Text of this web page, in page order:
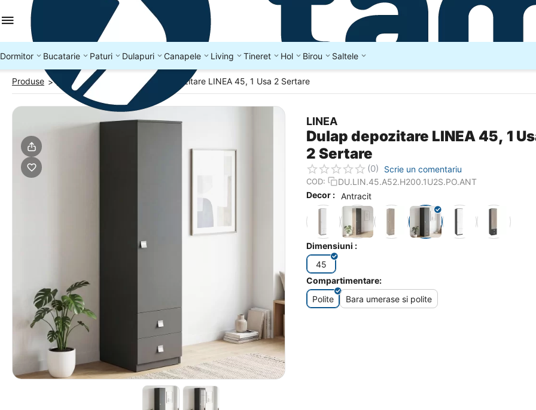
Dormitor Bucatarie Paturi Dulapuri Canapele Living Tineret Hol Birou Saltele
Produse > Dulapuri dormitor Dulap depozitare LINEA 45, 1 Usa 2 Sertare
LINEA
Dulap depozitare LINEA 45, 1
2 Sertare
(0) Scrie un comentariu
COD:
DU.LIN.45.A52.H200.1U2S.PO.ANT
Decor : Antracit
Dimensiuni :
45
Compartimentare:
Polite
Bara umerase si polite